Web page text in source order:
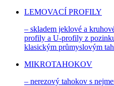
LEMOVACÍ PROFILY
– skladem jeklové a
profily a U-profily z
klasickým průmyslovým
MIKROTAHOKOV
– nerezový tahokov s